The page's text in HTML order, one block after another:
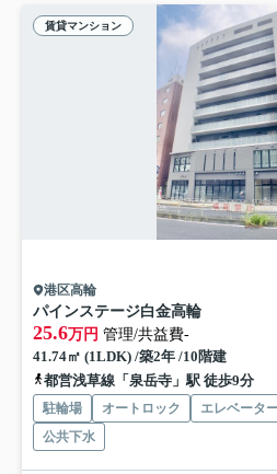
賃貸マンション
港区高輪
パインステージ白金高輪
25.6万円 管理/共益費-
41.74㎡ (1LDK) /築2年 /10階建
都営浅草線「泉岳寺」駅 徒歩9分
駐輪場 オートロック エレベータ
公共下水